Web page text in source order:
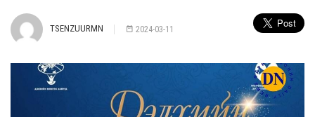
TSENZUURMN 2024-03-11